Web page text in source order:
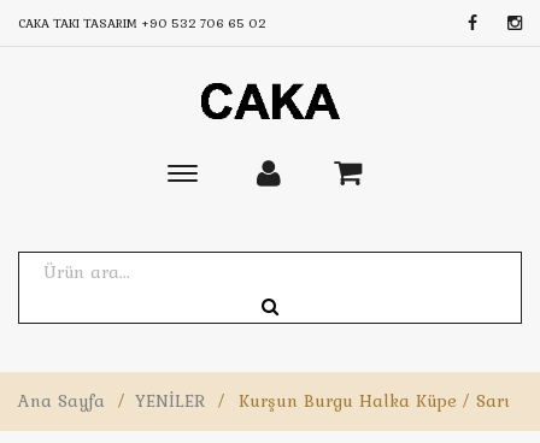
CAKA TAKI TASARIM +90 532 706 65 02
Toggle
Ana Sayfa / YENİLER / Kurşun Burgu Halka Küpe / Sarı